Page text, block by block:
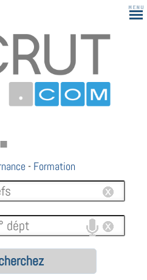
- Formation